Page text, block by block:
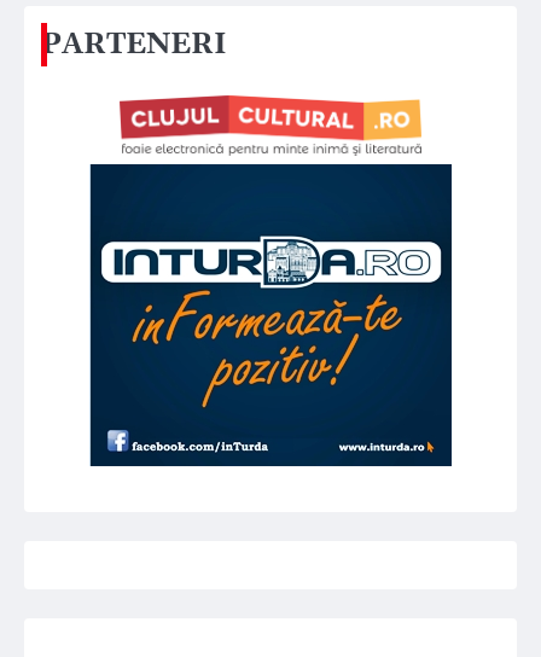
PARTENERI